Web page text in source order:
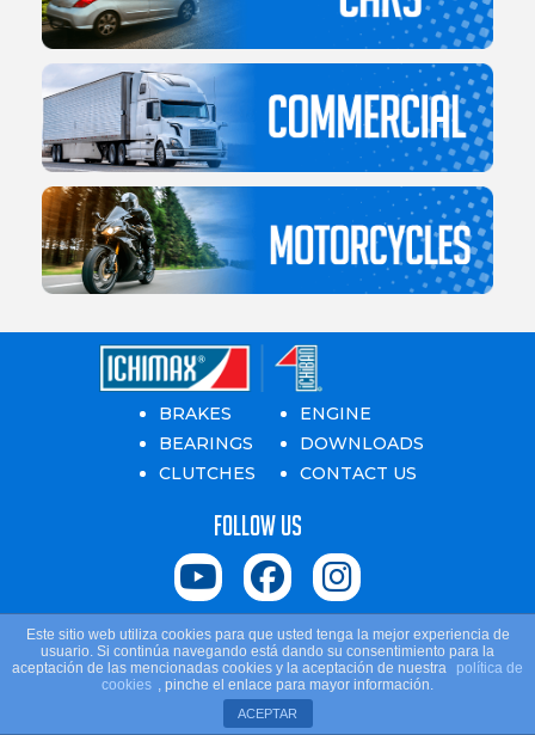
BRAKES
BEARINGS
CLUTCHES
ENGINE
DOWNLOADS
CONTACT US
Follow us
Ichiban. © Copyright 2024 All rights reserved
Este sitio web utiliza cookies para que usted tenga la mejor experiencia de
usuario. Si continúa navegando está dando su consentimiento para la
aceptación de las mencionadas cookies y la aceptación de nuestra
política de
cookies , pinche el enlace para mayor información.
ACEPTAR
Spanish